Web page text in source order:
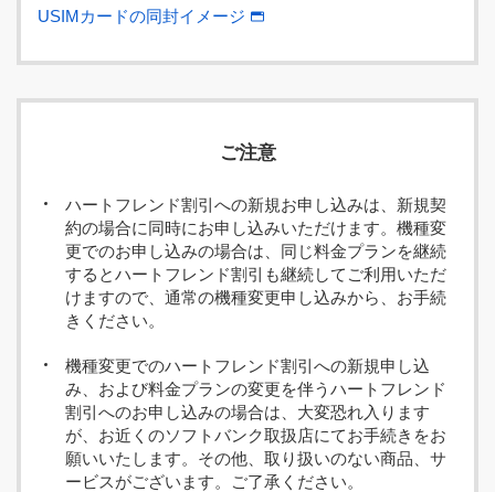
USIMカードの同封イメージ
ご注意
ハートフレンド割引への新規お申し込みは、新規契
約の場合に同時にお申し込みいただけます。機種変
更でのお申し込みの場合は、同じ料金プランを継続
するとハートフレンド割引も継続してご利用いただ
けますので、通常の機種変更申し込みから、お手続
きください。
機種変更でのハートフレンド割引への新規申し込
み、および料金プランの変更を伴うハートフレンド
割引へのお申し込みの場合は、大変恐れ入ります
が、お近くのソフトバンク取扱店にてお手続きをお
願いいたします。その他、取り扱いのない商品、サ
ービスがございます。ご了承ください。